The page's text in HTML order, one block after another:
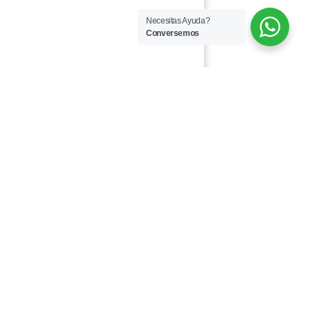
Necesitas Ayuda?
Conversemos